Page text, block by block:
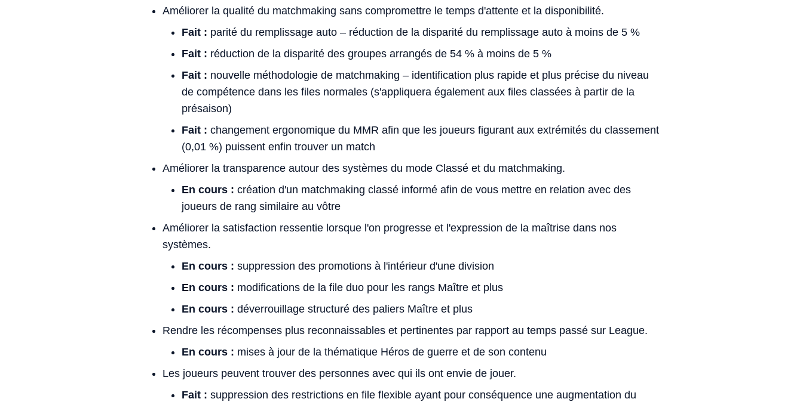
Améliorer la qualité du matchmaking sans compromettre le temps d'attente et la disponibilité.
Fait : parité du remplissage auto – réduction de la disparité du remplissage auto à moins de 5 %
Fait : réduction de la disparité des groupes arrangés de 54 % à moins de 5 %
Fait : nouvelle méthodologie de matchmaking – identification plus rapide et plus précise du niveau
de compétence dans les files normales (s'appliquera également aux files classées à partir de la
présaison)
Fait : changement ergonomique du MMR afin que les joueurs figurant aux extrémités du classement
(0,01 %) puissent enfin trouver un match
Améliorer la transparence autour des systèmes du mode Classé et du matchmaking.
En cours : création d'un matchmaking classé informé afin de vous mettre en relation avec des
joueurs de rang similaire au vôtre
Améliorer la satisfaction ressentie lorsque l'on progresse et l'expression de la maîtrise dans nos
systèmes.
En cours : suppression des promotions à l'intérieur d'une division
En cours : modifications de la file duo pour les rangs Maître et plus
En cours : déverrouillage structuré des paliers Maître et plus
Rendre les récompenses plus reconnaissables et pertinentes par rapport au temps passé sur League.
En cours : mises à jour de la thématique Héros de guerre et de son contenu
Les joueurs peuvent trouver des personnes avec qui ils ont envie de jouer.
Fait : suppression des restrictions en file flexible ayant pour conséquence une augmentation du